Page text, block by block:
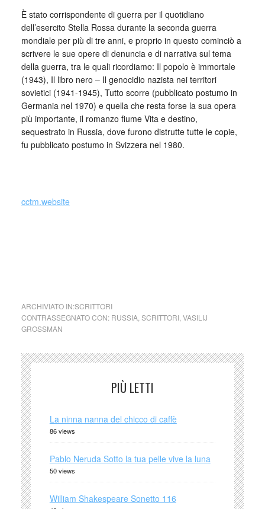
Èstato corrispondente di guerra per il quotidiano
dell’esercito Stella Rossa durante la seconda guerra
mondiale per più di tre anni, e proprio in questo cominciò a
scrivere le sue opere di denuncia e di narrativa sul tema
della guerra, tra le quali ricordiamo: Il popolo è immortale
(1943), Il libro nero – Il genocidio nazista nei territori
sovietici (1941-1945), Tutto scorre (pubblicato postumo in
Germania nel 1970) e quella che resta forse la sua opera
più importante, il romanzo fiume Vita e destino,
sequestrato in Russia, dove furono distrutte tutte le copie,
fu pubblicato postumo in Svizzera nel 1980.
cctm.website
ARCHIVIATO IN:SCRITTORI
CONTRASSEGNATO CON: RUSSIA, SCRITTORI, VASILIJ
GROSSMAN
PIÙ LETTI
La ninna nanna del chicco di caffè
86 views
Pablo Neruda Sotto la tua pelle vive la luna
50 views
William Shakespeare Sonetto 116